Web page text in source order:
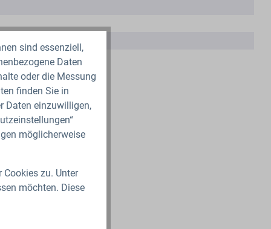
sind essenziell,
Daten
oder die Messung
finden Sie in
Daten einzuwilligen,
möglicherweise
Cookies zu. Unter
möchten. Diese